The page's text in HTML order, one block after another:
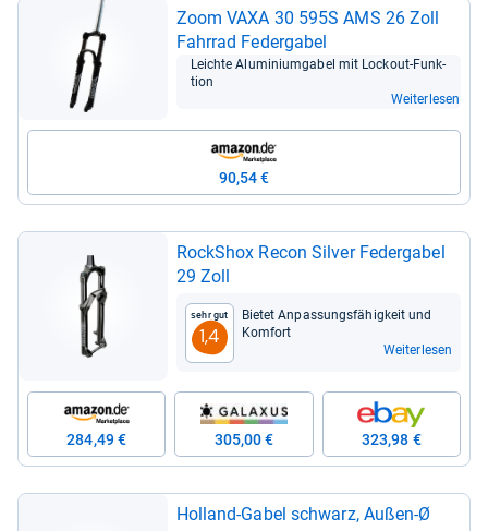
Zoom VAXA 30 595S AMS 26 Zoll
Fahr­rad Feder­ga­bel
Leichte Alu­mi­ni­um­ga­bel mit Lock­out-​Funk­
tion
Weiterlesen
90,54 €
RockS­hox Recon Sil­ver Feder­ga­bel
29 Zoll
Sehr gut
1,4
Bie­tet Anpas­sungs­fä­hig­keit und
Kom­fort
Weiterlesen
284,49 € 305,00 € 323,98 €
Hol­land-​Gabel schwarz, Außen-​Ø